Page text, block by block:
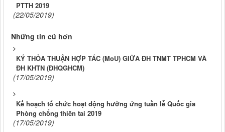
PTTH 2019
(22/05/2019)
Những tin cũ hơn
KÝ THỎA THUẬN HỢP TÁC (MoU) GIỮA ĐH TNMT TPHCM VÀ
ĐH KHTN (ĐHQGHCM)
(17/05/2019)
Kế hoạch tổ chức hoạt động hưởng ứng tuần lễ Quốc gia
Phòng chống thiên tai 2019
(17/05/2019)